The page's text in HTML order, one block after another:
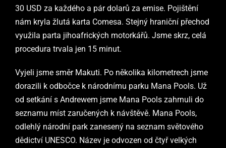
30 USD za každého a pár dolarů za emise. Pojištění
nám kryla žlutá karta Comesa. Stejný hraniční přechod
využila parta jihoafrických motorkářů. Jsme skrz, celá
procedura trvala jen 15 minut.
Vyjeli jsme směr Makuti. Po několika kilometrech jsme
dorazili k odbočce k národnímu parku Mana Pools. Už
od setkání s Andrewem jsme Mana Pools zahrnuli do
seznamu míst zaručených k návštěvě. Mana Pools,
odlehlý národní park zanesený na seznam světového
dědictví UNESCO. Název je odvozen od čtyř velkých